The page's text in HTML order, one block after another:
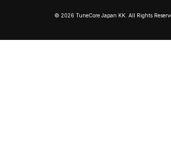
© 2026 TuneCore Japan KK. All Rights